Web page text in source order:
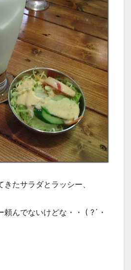
たサラダとラッシー、
頼んでないけどな・・ ( ?´・